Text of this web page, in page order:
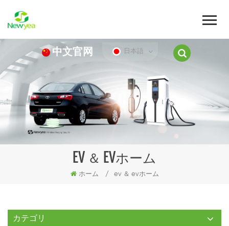
中文官网 日本語
EV ＆ EVホーム
ホーム / ev ＆ evホーム
カテゴリ